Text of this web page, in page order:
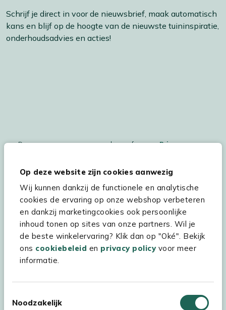
Op deze website zijn cookies aanwezig
Wij kunnen dankzij de functionele en analytische
cookies de ervaring op onze webshop verbeteren
en dankzij marketingcookies ook persoonlijke
inhoud tonen op sites van onze partners. Wil je
de beste winkelervaring? Klik dan op "Oké". Bekijk
ons cookiebeleid en privacy policyvoor meer
informatie.
Noodzakelijk
Schrijf je direct in voor de nieuwsbrief, maak automatisch
kans en blijf op de hoogte van de nieuwste tuininspiratie,
onderhoudsadvies en acties!
De persoonsgegegevens worden conform onsPrivacy
Hulp & service
Assortiment
Kees Smit Tuinmeubelen
Experience Stores XXL